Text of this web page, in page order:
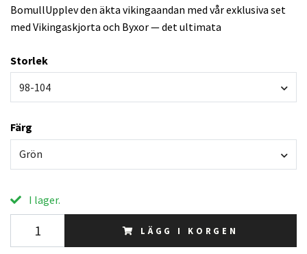
BomullUpplev den äkta vikingaandan med vår exklusiva set
med Vikingaskjorta och Byxor — det ultimata
Storlek
98-104
Färg
Grön
I lager.
LÄGG I KORGEN